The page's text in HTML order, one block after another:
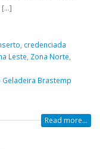
, credenciada
Leste, Zona Norte,
Geladeira Brastemp
Read more...